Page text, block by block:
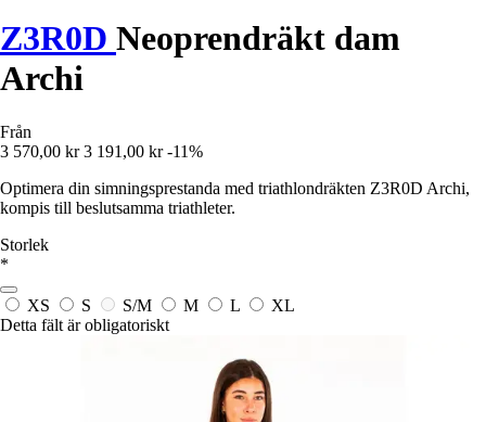
Z3R0D Neoprendräkt dam
Archi
Från
3 570,00 kr 3 191,00 kr -11%
Optimera din simningsprestanda med triathlondräkten Z3R0D Archi,
kompis till beslutsamma triathleter.
Storlek
*
XS S S/M M L
XL
Detta fält är obligatoriskt